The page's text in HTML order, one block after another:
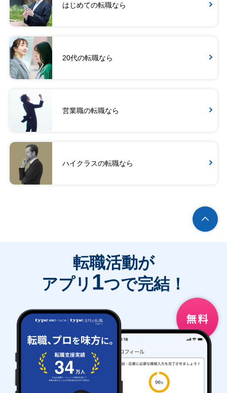
はじめての転職なら
20代の転職なら
営業職の転職なら
ハイクラスの転職なら
転職活動が
アプリ 1つで完結！